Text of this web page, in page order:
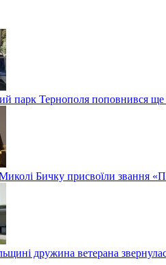
парк Тернополя поповнився
Бичку присвоїли звання
дружина ветерана